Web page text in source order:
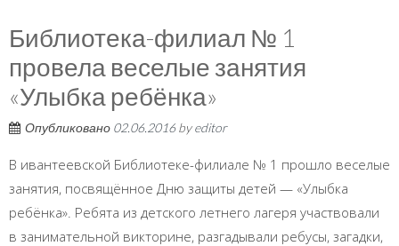
Библиотека-филиал № 1
провела веселые занятия
«Улыбка ребёнка»
Опубликовано 02.06.2016byeditor
В ивантеевской Библиотеке-филиале № 1 прошло веселые
занятия, посвящённое Дню защиты детей — «Улыбка
ребёнка». Ребята из детского летнего лагеря участвовали
в занимательной викторине, разгадывали ребусы, загадки,